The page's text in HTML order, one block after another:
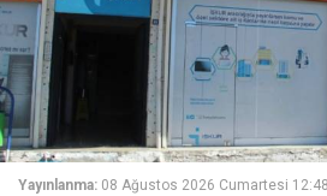
Yayınlanma: 08 Ağustos 2026 Cumartesi 12:48